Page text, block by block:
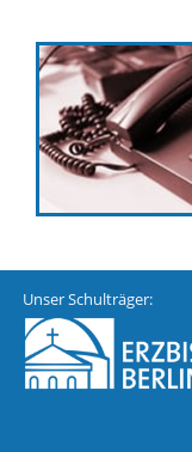
Unser Schulträger: